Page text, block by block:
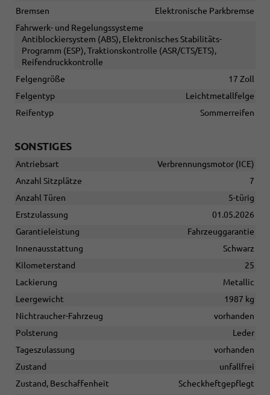
Bremsen
Elektronische Parkbremse
Fahrwerk- und Regelungssysteme
Antiblockiersystem (ABS), Elektronisches Stabilitäts-
Programm (ESP), Traktionskontrolle (ASR/CTS/ETS),
Reifendruckkontrolle
Felgengröße
17 Zoll
Felgentyp
Leichtmetallfelge
Reifentyp
Sommerreifen
SONSTIGES
Antriebsart
Verbrennungsmotor (ICE)
Anzahl Sitzplätze
7
Anzahl Türen
5-türig
Erstzulassung
01.05.2026
Garantieleistung
Fahrzeuggarantie
Innenausstattung
Schwarz
Kilometerstand
25
Lackierung
Metallic
Leergewicht
1987 kg
Nichtraucher-Fahrzeug
vorhanden
Polsterung
Leder
Tageszulassung
vorhanden
Zustand
unfallfrei
Zustand, Beschaffenheit
Scheckheftgepflegt